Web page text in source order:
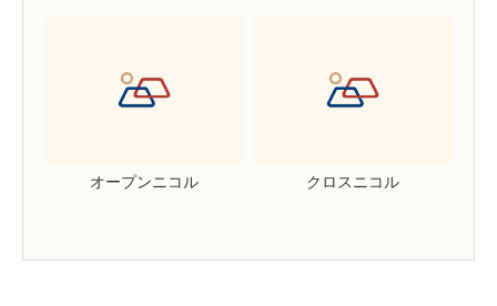
オープンニコル クロスニコル